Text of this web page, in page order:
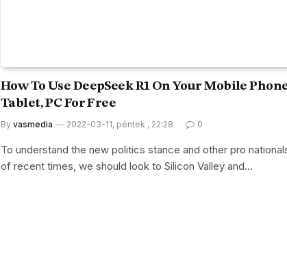
How To Use DeepSeek R1 On Your Mobile
Tablet, PC For Free
By vasmedia 2022-03-11, péntek , 22:28 0
To understand the new politics stance and other pro
of recent times, we should look to Silicon Valley and…